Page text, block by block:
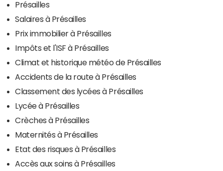
Présailles
Salaires à Présailles
Prix immobilier à Présailles
Impôts et l'ISF à Présailles
Climat et historique météo de Présailles
Accidents de la route à Présailles
Classement des lycées à Présailles
Lycée à Présailles
Crèches à Présailles
Maternités à Présailles
Etat des risques à Présailles
Accès aux soins à Présailles